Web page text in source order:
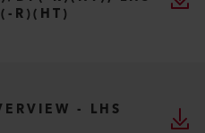
R)(HT)
- LHS